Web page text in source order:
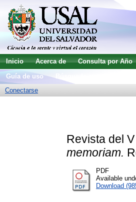
Inicio Acerca de Consulta por Año
Guía de uso
Conectarse
Revista del
memoriam.
PDF
Available
Download